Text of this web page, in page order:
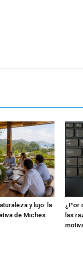
y lujo: la
de Miches
¿Por
las